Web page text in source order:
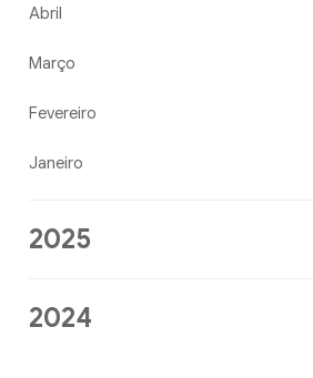
Abril
Março
Fevereiro
Janeiro
2025
2024